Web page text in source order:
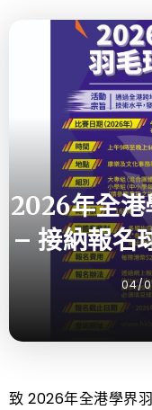
2026年全港
– 接納報名
04/
致 2026年全港學界